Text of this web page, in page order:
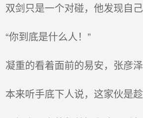
双剑只是一个对碰，他发现自己
“你到底是什么人！”
凝重的看着面前的易安，张彦泽
本来听手底下人说，这家伙是